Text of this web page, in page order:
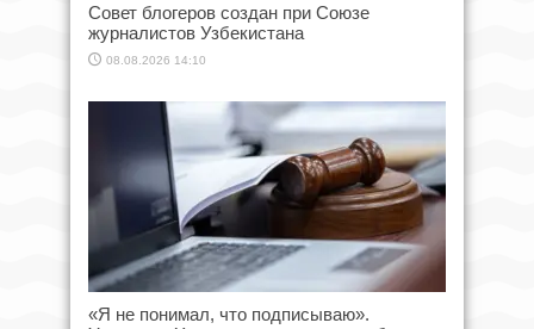
Совет блогеров создан при Союзе
журналистов Узбекистана
08.08.2026 14:10
«Я не понимал, что подписываю».